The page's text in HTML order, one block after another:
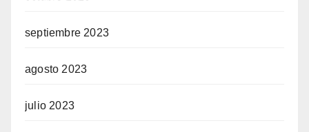
septiembre 2023
agosto 2023
julio 2023